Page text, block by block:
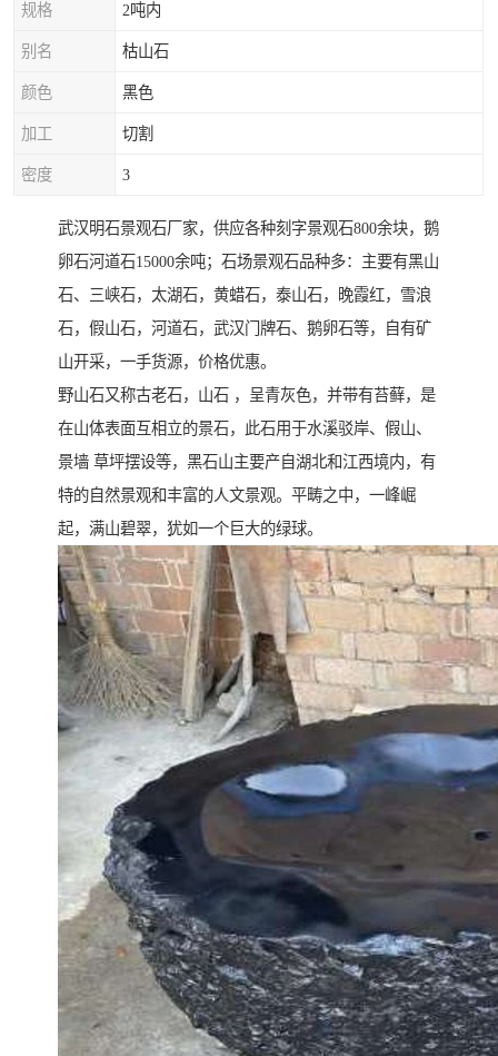
规格 2吨内
别名 枯山石
颜色 黑色
加工 切割
密度 3
武汉明石景观石厂家，供应各种刻字景观石800余块，鹅
卵石河道石15000余吨；石场景观石品种多：主要有黑山
石、三峡石，太湖石，黄蜡石，泰山石，晚霞红，雪浪
石，假山石，河道石，武汉门牌石、鹅卵石等，自有矿
山开采，一手货源，价格优惠。
野山石又称古老石，山石 ，呈青灰色，并带有苔藓，是
在山体表面互相立的景石，此石用于水溪驳岸、假山、
景墙 草坪摆设等，黑石山主要产自湖北和江西境内，有
特的自然景观和丰富的人文景观。平畴之中，一峰崛
起，满山碧翠，犹如一个巨大的绿球。